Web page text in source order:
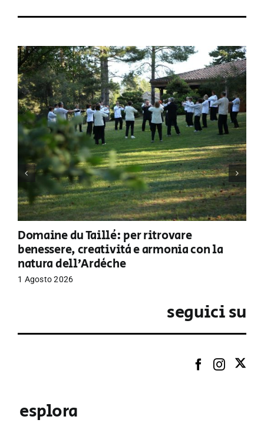
Domaine du Taillé: per ritrovare
benessere, creatività e armonia con la
natura dell’Ardèche
1 Agosto 2026
seguici su
esplora